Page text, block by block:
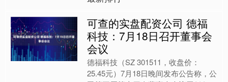
可查的实盘配资公司 德福
科技：7月18日召开董事会
会议
德福科技（SZ 301511，收盘价：
25.45元）7月18日晚间发布公告称，公